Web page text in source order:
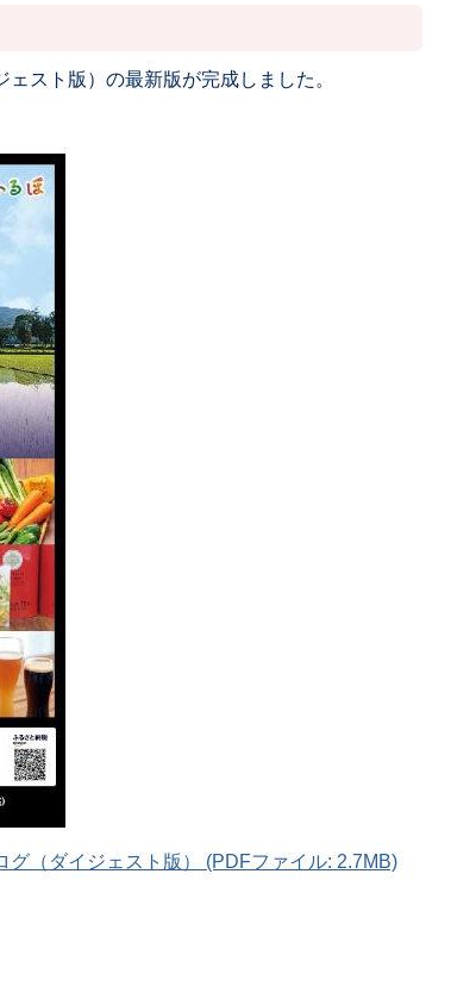
スト版）の最新版が完成しました。
（ダイジェスト版） (PDFファイル: 2.7MB)